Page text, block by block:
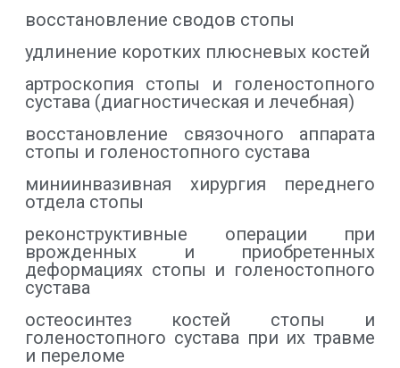
восстановление сводов стопы
удлинение коротких плюсневых костей
артроскопия стопы и голеностопного
сустава (диагностическая и лечебная)
восстановление связочного аппарата
стопы и голеностопного сустава
миниинвазивная хирургия переднего
отдела стопы
реконструктивные операции при
врожденных и приобретенных
деформациях стопы и голеностопного
сустава
остеосинтез костей стопы и
голеностопного сустава при их травме
и переломе